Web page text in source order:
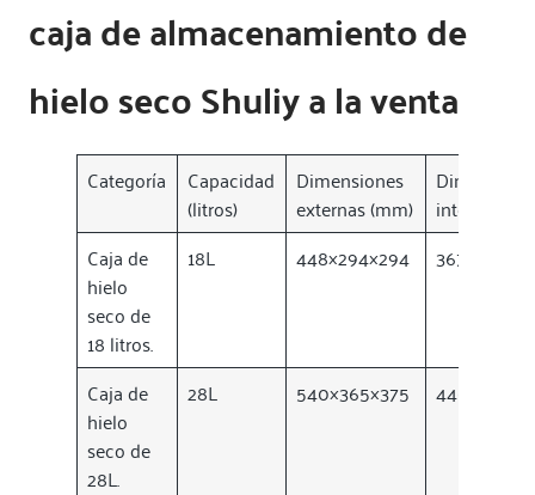
caja de almacenamiento de
hielo seco Shuliy a la venta
Categoría
Capacidad
(litros)
Dimensiones
externas (mm)
internas
Caja de
hielo
seco de
18 litros.
18L 448×294×294
Caja de
hielo
seco de
28L.
28L 540×365×375